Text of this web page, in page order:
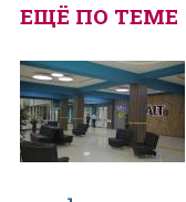
ЕЩЁ ПО ТЕМЕ